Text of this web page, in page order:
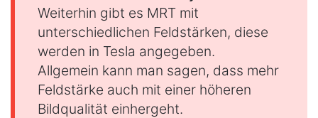
Weiterhin gibt es MRT mit
unterschiedlichen Feldstärken, diese
werden in Tesla angegeben.
Allgemein kann man sagen, dass mehr
Feldstärke auch mit einer höheren
Bildqualität einhergeht.